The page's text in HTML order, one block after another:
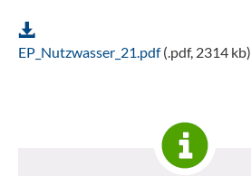
EP_Nutzwasser_21.pdf(.pdf, 2314 kb)